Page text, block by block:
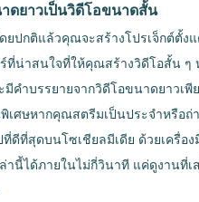
ดยาวเป็นวิดีโอขนาดสั้น
ยปกติแล้วคุณจะสร้างโปรเจ็กต์ตั้ง
ที่น่าสนใจที่ให้คุณสร้างวิดีโอสั้น ๆ
คำบรรยายจากวิดีโอขนาดยาวเพีย
เศษหากคุณสตรีมเป็นประจำหรือถ่
ดีที่สุดบนโซเชียลมีเดีย ด้วยเครื่อ
านี้ได้ภายในไม่กี่วินาที แค่ดูงานที่เ